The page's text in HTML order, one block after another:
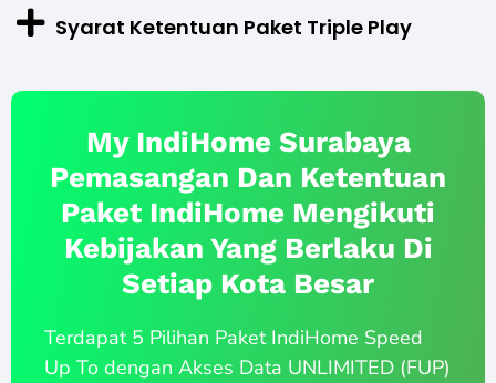
Syarat Ketentuan Paket Triple Play
My IndiHome Surabaya
Pemasangan Dan Ketentuan
Paket IndiHome Mengikuti
Kebijakan Yang Berlaku Di
Setiap Kota Besar
Terdapat 5 Pilihan Paket IndiHome Speed
Up To dengan Akses Data UNLIMITED (FUP)